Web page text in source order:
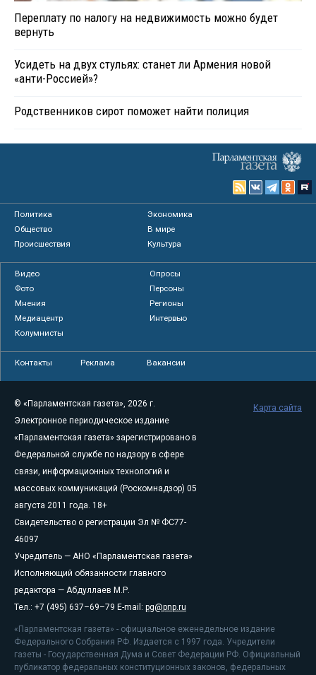
Переплату по налогу на недвижимость можно будет
вернуть
Усидеть на двух стульях: станет ли Армения новой
«анти-Россией»?
Родственников сирот поможет найти полиция
Политика
Экономика
Общество
В мире
Происшествия
Культура
Видео
Опросы
Фото
Персоны
Мнения
Регионы
Медиацентр
Интервью
Колумнисты
Контакты Реклама Вакансии
© «Парламентская газета», 2026 г.
Электронное периодическое издание
«Парламентская газета» зарегистрировано в
Федеральной службе по надзору в сфере
связи, информационных технологий и
массовых коммуникаций (Роскомнадзор) 05
августа 2011 года. 18+
Свидетельство о регистрации Эл № ФС77-
46097
Учредитель — АНО «Парламентская газета»
Исполняющий обязанности главного
редактора — Абдуллаев М.Р.
Тел.: +7 (495) 637–69–79 E-mail: pg@pnp.ru
«Парламентская газета» - официальное еженедельное издание
Федерального Собрания РФ. Издается с 1997 года. Учредители
газеты - Государственная Дума и Совет Федерации РФ. Официальный
публикатор федеральных конституционных законов, федеральных
Карта сайта